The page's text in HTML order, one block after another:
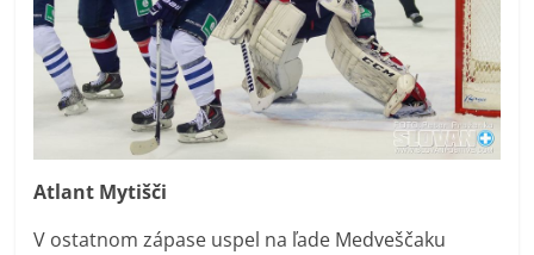
Atlant Mytišči
V ostatnom zápase uspel na ľade Medveščaku